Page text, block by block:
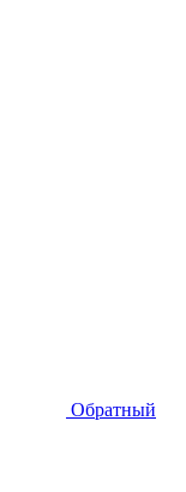
Обратный